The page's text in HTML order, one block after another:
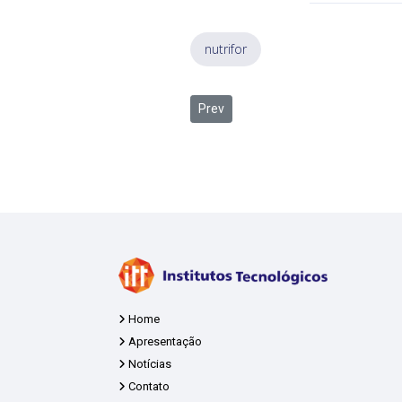
nutrifor
Previous article: Itt Nutrifor e Faba
Prev
Home
Apresentação
Notícias
Contato